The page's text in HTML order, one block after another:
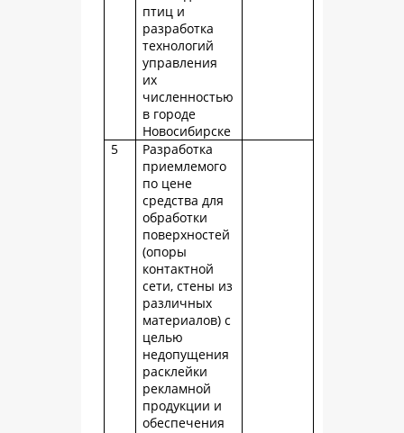
птиц и
разработка
технологий
управления
их
численностью
в городе
Новосибирске
5
Разработка
приемлемого
по цене
средства для
обработки
поверхностей
(опоры
контактной
сети, стены из
различных
материалов) с
целью
недопущения
расклейки
рекламной
продукции и
обеспечения